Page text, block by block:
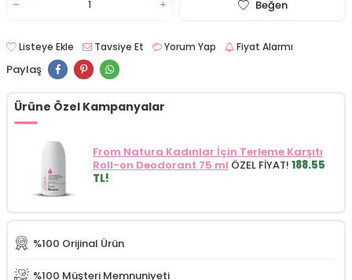
Beğen
Listeye Ekle Tavsiye Et Yorum Yap Fiyat Alarmı
Paylaş
Ürüne Özel Kampanyalar
From Natura Kadınlar İçin Terleme Karşıtı
Roll-on Deodorant 75 ml ÖZEL FİYAT! 188.55
TL!
%100 Orijinal Ürün
%100 Müşteri Memnuniyeti